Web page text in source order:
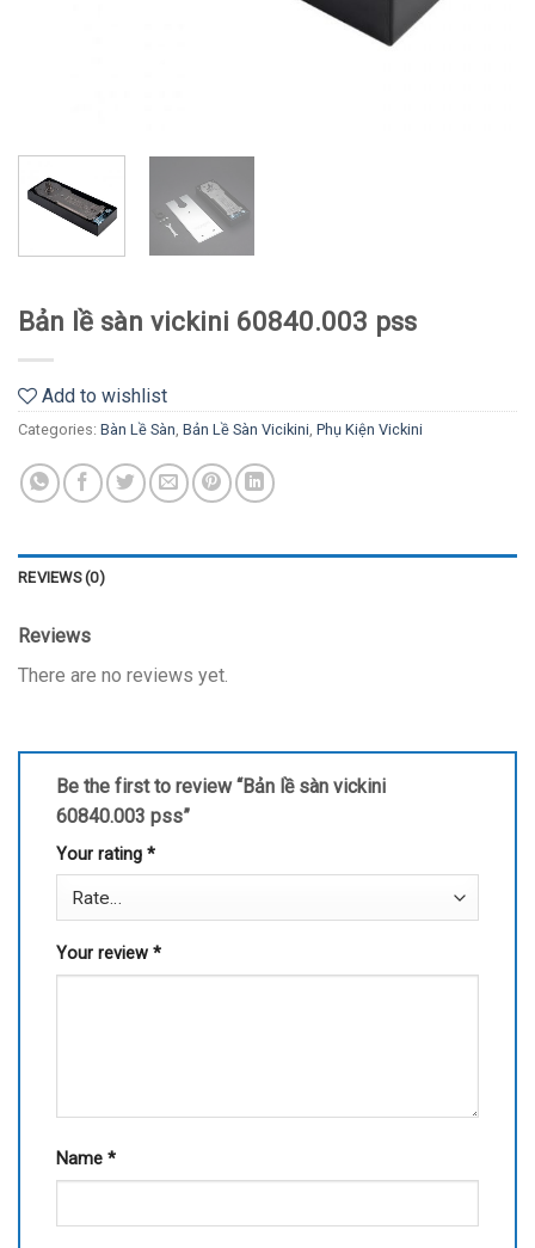
Bản lề sàn vickini 60840.003 pss
Add to wishlist
Categories: Bàn Lề Sàn Bản Lề Sàn Vicikini Phụ Kiện Vickini
REVIEWS (0)
Reviews
There are no reviews yet.
Be the first to review “Bản lề sàn vickini
60840.003 pss”
Your rating *
Your review *
Name *